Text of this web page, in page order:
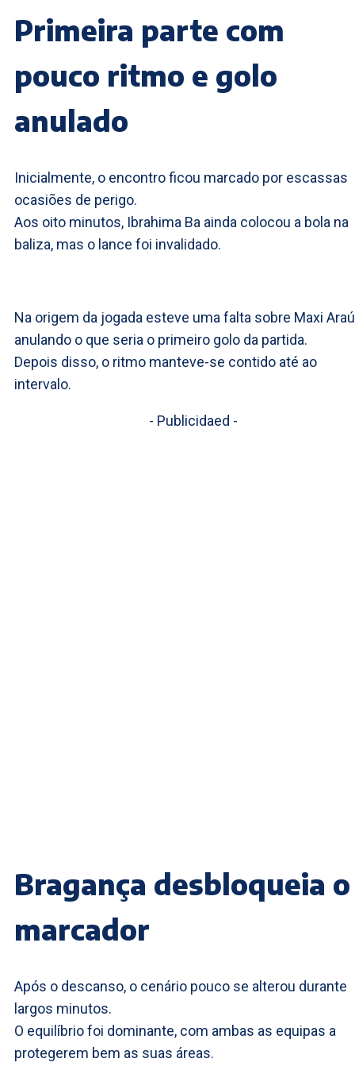
Primeira parte com
pouco ritmo e golo
anulado
Inicialmente, o encontro ficou marcado por escassas
ocasiões de perigo.
Aos oito minutos, Ibrahima Ba ainda colocou a bola na
baliza, mas o lance foi invalidado.
Na origem da jogada esteve uma falta sobre Maxi
anulando o que seria o primeiro golo da partida.
Depois disso, o ritmo manteve-se contido até ao
intervalo.
- Publicidaed -
Bragança desbloqueia o
marcador
Após o descanso, o cenário pouco se alterou durante
largos minutos.
O equilíbrio foi dominante, com ambas as equipas a
protegerem bem as suas áreas.